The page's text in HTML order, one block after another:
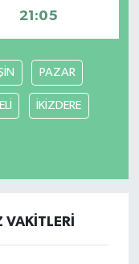
21:05
PAZAR
İKİZDERE